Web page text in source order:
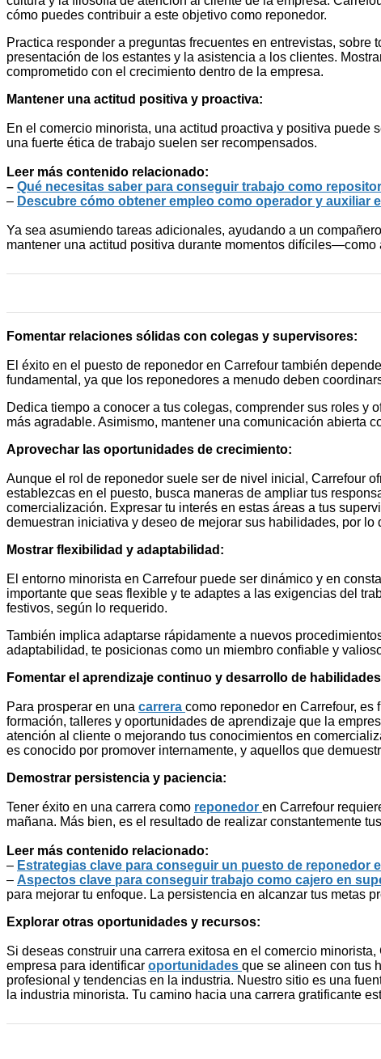
cómo puedes contribuir a este objetivo como reponedor.
Practica responder a preguntas frecuentes en entrevistas,
presentación de los estantes y la asistencia a los clientes.
comprometido con el crecimiento dentro de la empresa.
Mantener una actitud positiva y proactiva:
En el comercio minorista, una actitud proactiva y positiva puede
una fuerte ética de trabajo suelen ser recompensados.
Leer más contenido relacionado:
– Qué necesitas saber para conseguir trabajo como
– Descubre cómo obtener empleo como operador y auxiliar
Ya sea asumiendo tareas adicionales, ayudando a un
mantener una actitud positiva durante momentos
Fomentar relaciones sólidas con colegas y supervisores:
El éxito en el puesto de reponedor en Carrefour también
fundamental, ya que los reponedores a menudo deben
Dedica tiempo a conocer a tus colegas, comprender sus roles y
más agradable. Asimismo, mantener una comunicación abierta
Aprovechar las oportunidades de crecimiento:
Aunque el rol de reponedor suele ser de nivel inicial, Carrefour
establezcas en el puesto, busca maneras de ampliar tus
comercialización. Expresar tu interés en estas áreas a tus
demuestran iniciativa y deseo de mejorar sus habilidades, por lo
Mostrar flexibilidad y adaptabilidad:
El entorno minorista en Carrefour puede ser dinámico y en
importante que seas flexible y te adaptes a las exigencias del
festivos, según lo requerido.
También implica adaptarse rápidamente a nuevos
adaptabilidad, te posicionas como un miembro confiable y
Fomentar el aprendizaje continuo y desarrollo de
Para prosperar en una carrera como reponedor en Carrefour,
formación, talleres y oportunidades de aprendizaje que la
atención al cliente o mejorando tus conocimientos en
es conocido por promover internamente, y aquellos que
Demostrar persistencia y paciencia:
Tener éxito en una carrera como reponedor en Carrefour
mañana. Más bien, es el resultado de realizar constantemente
Leer más contenido relacionado:
– Estrategias clave para conseguir un puesto de reponedor
– Aspectos clave para conseguir trabajo como cajero en
para mejorar tu enfoque. La persistencia en alcanzar tus metas
Explorar otras oportunidades y recursos:
Si deseas construir una carrera exitosa en el comercio
empresa para identificar oportunidades que se alineen con tus
profesional y tendencias en la industria. Nuestro sitio es una
la industria minorista. Tu camino hacia una carrera gratificante